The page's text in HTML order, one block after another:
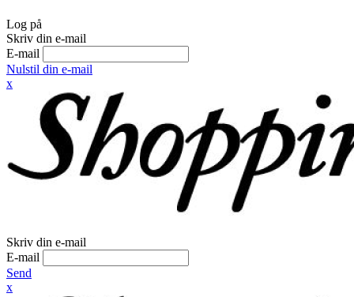
Log på
Skriv din e-mail
E-mail
Nulstil din e-mail
x
Skriv din e-mail
E-mail
Send
x